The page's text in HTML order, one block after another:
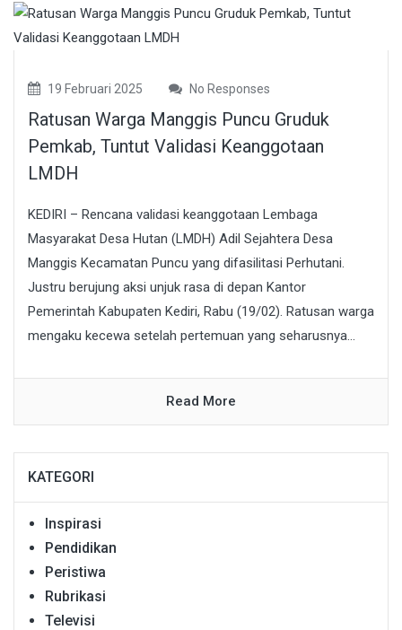
19 Februari 2025 No Responses
Ratusan Warga Manggis Puncu Gruduk
Pemkab, Tuntut Validasi Keanggotaan
LMDH
KEDIRI – Rencana validasi keanggotaan Lembaga
Masyarakat Desa Hutan (LMDH) Adil Sejahtera Desa
Manggis Kecamatan Puncu yang difasilitasi Perhutani.
Justru berujung aksi unjuk rasa di depan Kantor
Pemerintah Kabupaten Kediri, Rabu (19/02). Ratusan warga
mengaku kecewa setelah pertemuan yang seharusnya...
Read More
KATEGORI
Inspirasi
Pendidikan
Peristiwa
Rubrikasi
Televisi